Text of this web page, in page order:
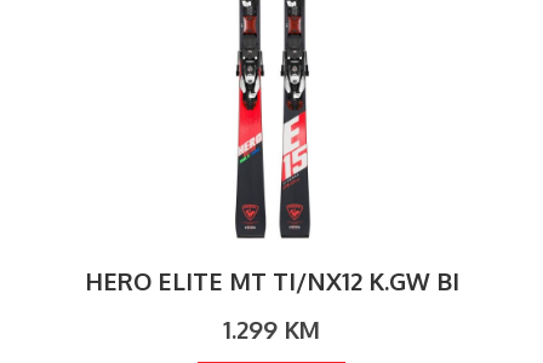
HERO ELITE MT TI/NX12 K.GW BI
1.299 KM